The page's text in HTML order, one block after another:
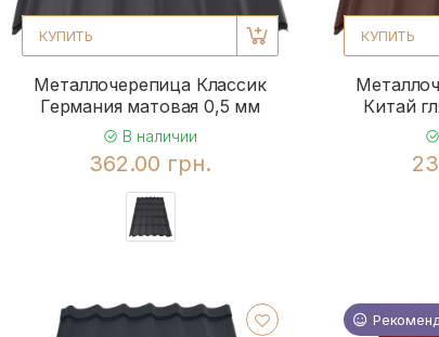
КУПИТЬ
Металлочерепица Классик
Германия матовая 0,5 мм
В наличии
362.00 грн.
КУПИТЬ
Китай